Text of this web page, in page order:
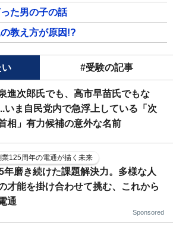
た男の子の話
教え方が原因!?
い #受験の記事
進次郎氏でも、高市早苗氏でもな
いま自民党内で急浮上している「次
相」有力候補の意外な名前
業125周年の電通が描く未来
年磨き続けた課題解決力。多様な人
才能を掛け合わせて挑む、これから
通
Sponsored